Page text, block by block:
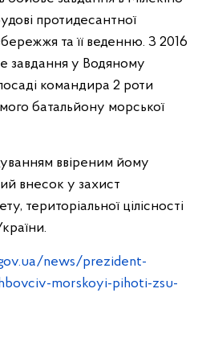
протидесантної
та її веденню. З 2016
завдання у Водяному
командира 2 роти
батальйону морської
ввіреним йому
внесок у захист
територіальної цілісності
news/prezident-
morskoyi-pihoti-zsu-